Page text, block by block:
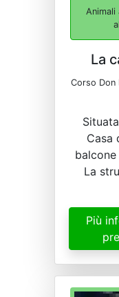
Animali
La
Corso Don
Casa
La
Più